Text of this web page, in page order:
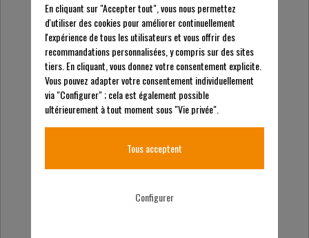
En cliquant sur "Accepter tout", vous nous permettez
d'utiliser des cookies pour améliorer continuellement
l'expérience de tous les utilisateurs et vous offrir des
recommandations personnalisées, y compris sur des sites
tiers. En cliquant, vous donnez votre consentement explicite.
Vous pouvez adapter votre consentement individuellement
via "Configurer" ; cela est également possible
ultérieurement à tout moment sous "Vie privée".
Tous acceptent
Configurer